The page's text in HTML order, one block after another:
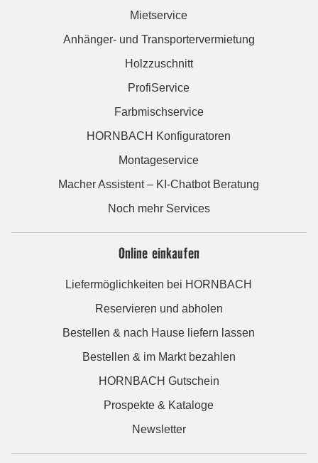
Mietservice
Anhänger- und Transportervermietung
Holzzuschnitt
ProfiService
Farbmischservice
HORNBACH Konfiguratoren
Montageservice
Macher Assistent – KI-Chatbot Beratung
Noch mehr Services
Online einkaufen
Liefermöglichkeiten bei HORNBACH
Reservieren und abholen
Bestellen & nach Hause liefern lassen
Bestellen & im Markt bezahlen
HORNBACH Gutschein
Prospekte & Kataloge
Newsletter